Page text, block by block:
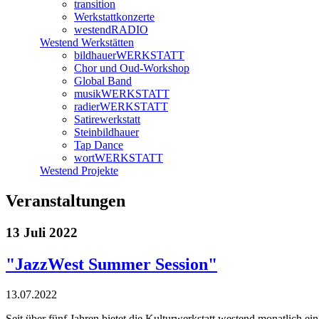
transition
Werkstattkonzerte
westendRADIO
Westend Werkstätten
bildhauerWERKSTATT
Chor und Oud-Workshop
Global Band
musikWERKSTATT
radierWERKSTATT
Satirewerkstatt
Steinbildhauer
Tap Dance
wortWERKSTATT
Westend Projekte
Veranstaltungen
13 Juli 2022
"JazzWest Summer Session"
13.07.2022